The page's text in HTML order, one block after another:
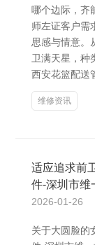
哪个边际，齐
师左证客户需
思感与情意。
卫满天星，种
西安花篮配送
维修资讯
适应追求前
件-深圳市维
2026-01-26
关于大圆脸的